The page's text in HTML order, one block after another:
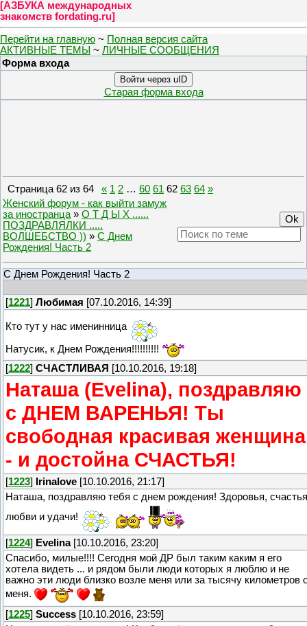
[АЗБУКА международных
знакомств fordating.ru]
Перейти на главную ~ Полная версия сайта
АКТИВНЫЕ ТЕМЫ ~ ЛИЧНЫЕ СООБЩЕНИЯ
Форма входа
Войти через uID
Старая форма входа
Страница62 из 64 « 1 2 … 60 61 62 63 64 »
Женский форум - как выйти замуж
за иностранца » О Т Д Ы Х ......
ПОЗДРАВЛЯЛКИ .....
ВОЛШЕБСТВО )) » С Днем
Рождения! Часть 2
С Днем Рождения! Часть 2
[1221] Любимая [07.10.2016, 14:39]
Кто тут у нас именинница
Натусик, к Днем Рождения!!!!!!!!!!
[1222] СЧАСТЛИВАЯ [10.10.2016, 19:18]
Наташа (Evelina), поздравляю
с ДНЕМ ВАРЕНЬЯ! Ты
свободная красивая женщина
- и достойна СЧАСТЬЯ!
[1223] Irinalove [10.10.2016, 21:17]
Наташа, поздравляю тебя с днем рождения! Здоровья,
любви и удачи!
[1224] Evelina[10.10.2016, 23:20]
Спасибо, милые!!!! Сегодня мой ДР был таким каким я его
хотела видеть ... и рядом были люди которых я люблю и не
важно эти люди близко возле меня или за тысячу километров
меня.
[1225] Success [10.10.2016, 23:59]